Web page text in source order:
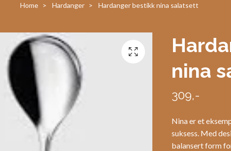
Home Hardanger Hardanger bestikk nina salatsett
nina
309,-
Nina er et
suksess. Med
balansert form